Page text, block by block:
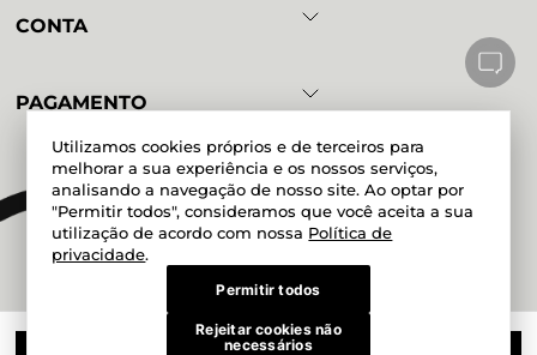
Utilizamos cookies próprios e de terceiros para
melhorar a sua experiência e os nossos serviços,
analisando a navegação de nosso site. Ao optar por
"Permitir todos", consideramos que você aceita a sua
utilização de acordo com nossa Política de
privacidade.
Permitir todos
Rejeitar cookies não
necessários
CONTA
PAGAMENTO
Magazine Mundial Ltda. CNPJ
51.200.038/0017-06 Rua Doze de
Powered by Developed by